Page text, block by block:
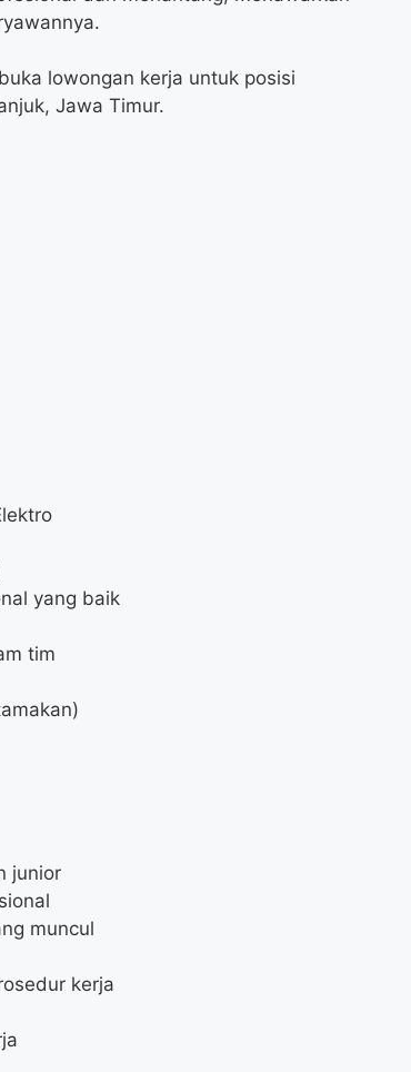
lowongan kerja untuk posisi
Jawa Timur.
yang baik
tim
junior
muncul
kerja